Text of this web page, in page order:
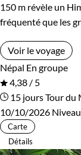
150 m révèle un
fréquenté que les
Voir le voyage
Népal En groupe
4,38 / 5
15 joursTour du
10/10/2026
Carte
Détails